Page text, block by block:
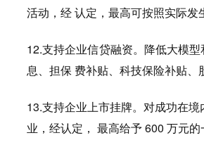
活动，经 认定，最高可按照实际发
12.支持企业信贷融资。降低大模
息、担保 费补贴、科技保险补贴、
13.支持企业上市挂牌。对成功在
业，经认定， 最高给予 600 万元的